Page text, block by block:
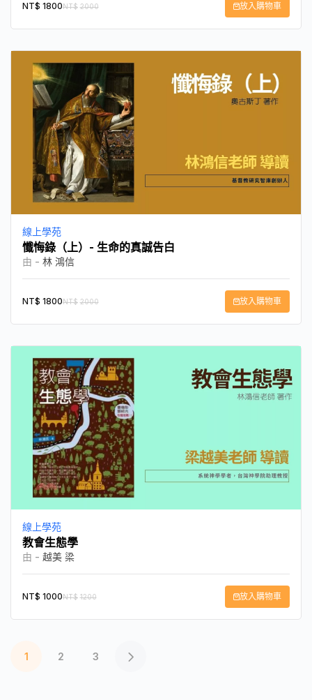
NT$ 2000
NT$ 1800 放入購物車
線上學苑
懺悔錄（上）- 生命的真誠告白
由 - 林 鴻信
NT$ 2000
NT$ 1800 放入購物車
線上學苑
教會生態學
由 - 越美 梁
NT$ 1200
NT$ 1000 放入購物車
1 2 3